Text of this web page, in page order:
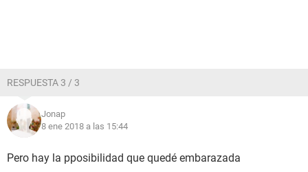
RESPUESTA 3 / 3
Jonap
8 ene 2018 a las 15:44
Pero hay la pposibilidad que quedé embarazada